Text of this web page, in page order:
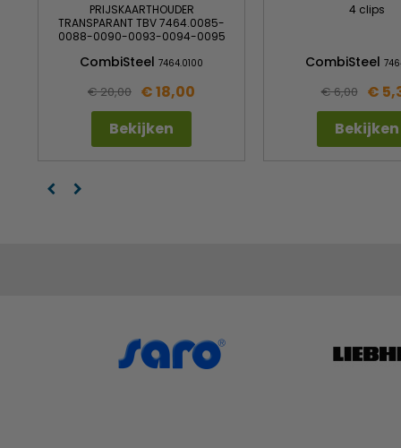
PRIJSKAARTHOUDER
TRANSPARANT TBV 7464.0085-
0088-0090-0093-0094-0095
CombiSteel 7464.0100
€ 20,00 € 18,00
Bekijken
4 clips
CombiSteel
€ 6,00
€
Bekijken